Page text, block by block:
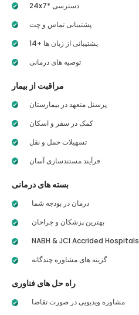
24x7* دسترسی
پشتیبانی تماس و چت
14+ پشتیبانی از زبان ها
توصیه های درمانی
مراقبت از بیمار
پرسنل متعهد در بیمارستان
کمک در سفر و اسکان
تسهیلات حمل و نقل
فرآیند مستندسازی آسان
بسته های درمانی
درمان در بودجه شما
بهترین پزشکان و جراحان
NABH & JCI Accrided Hospitals
گزینه های مشاوره چندگانه
راه حل های فناوری
مشاوره ویدیویی در صورت تقاضا